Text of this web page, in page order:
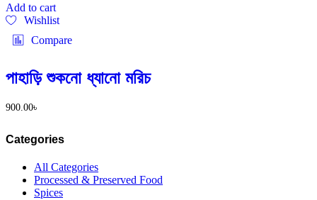
Add to cart
Wishlist
Compare
পাহাড়ি শুকনো ধ্যানো মরিচ
900.00৳
Categories
All Categories
Processed & Preserved Food
Spices